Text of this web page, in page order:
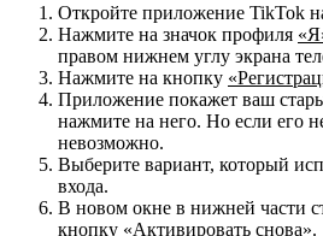
Откройте приложение TikTok
Нажмите на значок профиля
правом нижнем углу экрана
Нажмите на кнопку
Приложение покажет ваш
нажмите на него. Но если его
невозможно.
Выберите вариант, который
входа.
В новом окне в нижней части
кнопку «Активировать снова».